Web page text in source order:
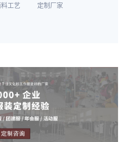
工艺 定制厂家